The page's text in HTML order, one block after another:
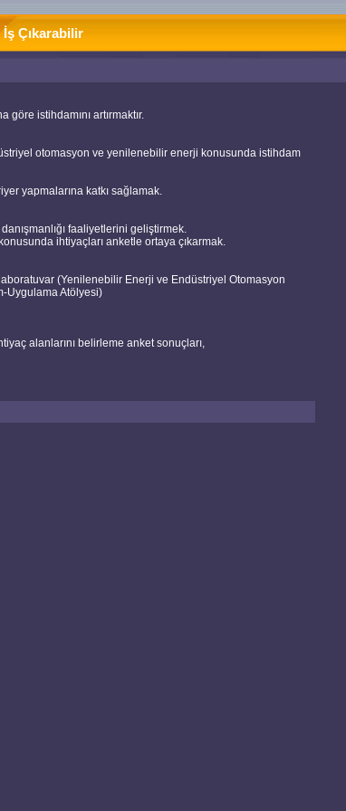
Çıkarabilir
istihdamını artırmaktır.
otomasyon ve yenilenebilir enerji konusunda istihdam
yapmalarına katkı sağlamak.
faaliyetlerini geliştirmek.
ihtiyaçları anketle ortaya çıkarmak.
(Yenilenebilir Enerji ve Endüstriyel Otomasyon
Uygulama Atölyesi)
alanlarını belirleme anket sonuçları,